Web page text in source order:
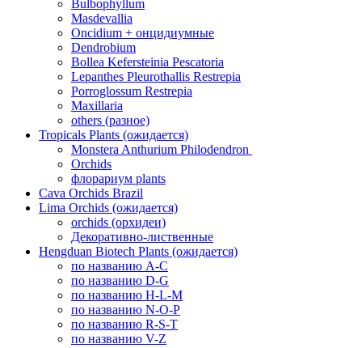
Bulbophyllum
Masdevallia
Oncidium + онцидиумные
Dendrobium
Bollea Kefersteinia Pescatoria
Lepanthes Pleurothallis Restrepia
Porroglossum Restrepia
Maxillaria
others (разное)
Tropicals Plants (ожидается)
​​​​​​​Monstera Anthurium Philodendron
Orchids
флорариум plants
Cava Orchids Brazil
Lima Orchids (ожидается)
orchids (орхидеи)
Декоративно-лиственные
Hengduan Biotech Plants (ожидается)
по названию A-C
по названию D-G
по названию H-L-M
по названию N-O-P
по названию R-S-T
по названию V-Z